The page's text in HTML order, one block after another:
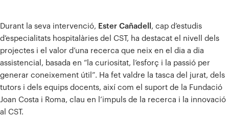
Durant la seva intervenció, Ester Cañadell , cap d’estudis
d’especialitats hospitalàries del CST, ha destacat el nivell dels
projectes i el valor d’una recerca que neix en el dia a dia
assistencial, basada en “la curiositat, l’esforç i la passió per
generar coneixement útil”. Ha fet valdre la tasca del jurat, dels
tutors i dels equips docents, així com el suport de la Fundació
Joan Costa i Roma, clau en l’impuls de la recerca i la innovació
al CST.